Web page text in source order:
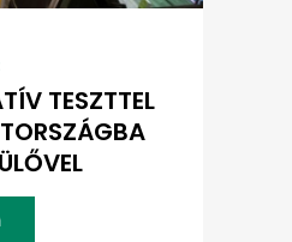
TESZTTEL